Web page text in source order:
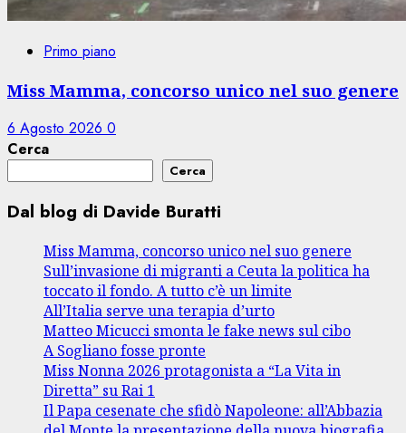
Primo piano
Miss Mamma, concorso unico nel suo genere
6 Agosto 2026 0
Cerca
Cerca
Dal blog di Davide Buratti
Miss Mamma, concorso unico nel suo genere
Sull’invasione di migranti a Ceuta la politica ha
toccato il fondo. A tutto c’è un limite
All’Italia serve una terapia d’urto
Matteo Micucci smonta le fake news sul cibo
A Sogliano fosse pronte
Miss Nonna 2026 protagonista a “La Vita in
Diretta” su Rai 1
Il Papa cesenate che sfidò Napoleone: all’Abbazia